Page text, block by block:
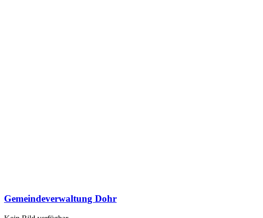
Gemeindeverwaltung Dohr